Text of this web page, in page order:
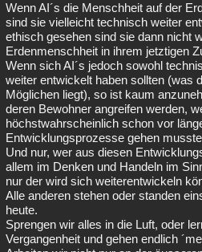
Wenn AI´s die Menschheit auf der
sind sie vielleicht technisch weiter
ethisch gesehen sind sie dann nicht
Erdenmenschheit in ihrem jetztigen
Wenn sich AI´s jedoch sowohl
weiter entwickelt haben sollten (was
Möglichen liegt), so ist kaum
deren Bewohner angreifen werden,
höchstwahrscheinlich schon vor
Entwicklungsprozesse gehen
Und nur, wer aus diesen
allem im Denken und Handeln im
nur der wird sich weiterentwickeln
Alle anderen stehen oder standen
heute.
Sprengen wir alles in die Luft, oder
Vergangenheit und gehen endlich